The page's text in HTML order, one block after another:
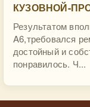
КУЗОВНОЙ-
Результатом
A6,требовался
достойный и
понравилось. Ч...